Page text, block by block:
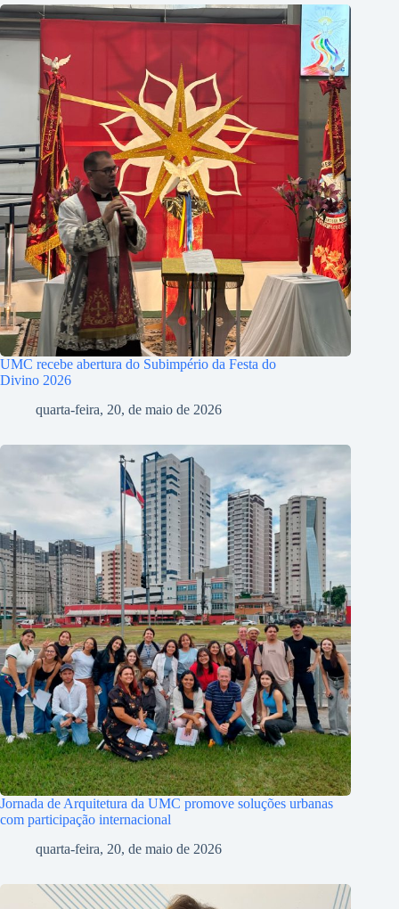
UMC recebe abertura do Subimpério da Festa do
Divino 2026
quarta-feira, 20, de maio de 2026
Jornada de Arquitetura da UMC promove soluções urbanas
com participação internacional
quarta-feira, 20, de maio de 2026